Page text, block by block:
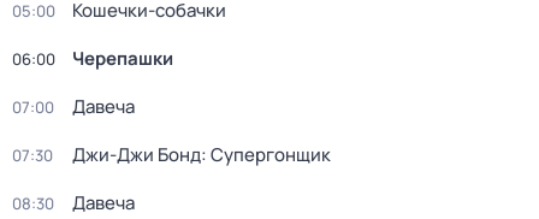
05:00 Кошечки-собачки
06:00 Черепашки
07:00 Давеча
07:30 Джи-Джи Бонд: Супергонщик
08:30
Давеча